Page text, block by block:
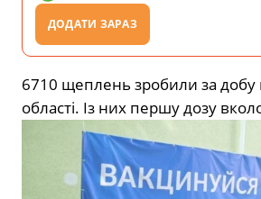
ДОДАТИ ЗАРАЗ
6710 щеплень зробили за добу
області. Із них першу дозу